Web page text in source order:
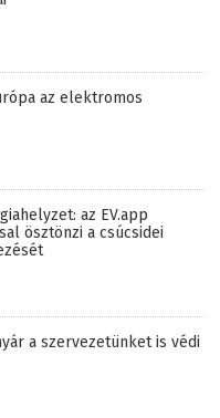
az elektromos
az EV.app
ösztönzi a csúcsidei
a szervezetünket is védi